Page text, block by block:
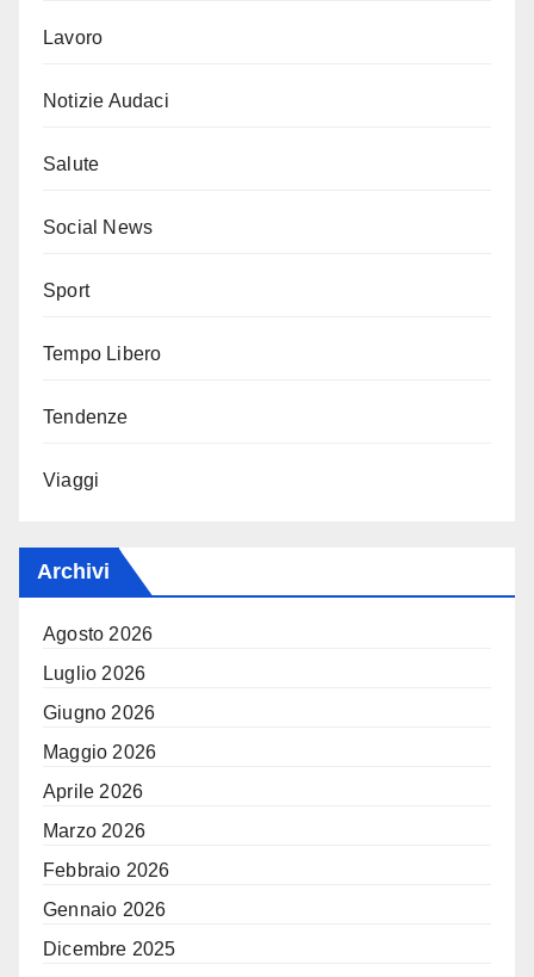
Lavoro
Notizie Audaci
Salute
Social News
Sport
Tempo Libero
Tendenze
Viaggi
Archivi
Agosto 2026
Luglio 2026
Giugno 2026
Maggio 2026
Aprile 2026
Marzo 2026
Febbraio 2026
Gennaio 2026
Dicembre 2025